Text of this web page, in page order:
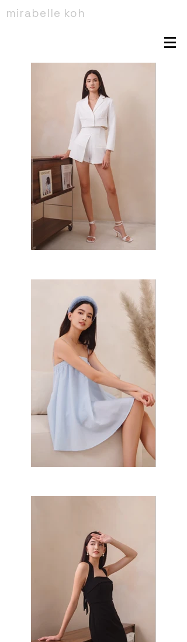
mirabelle koh